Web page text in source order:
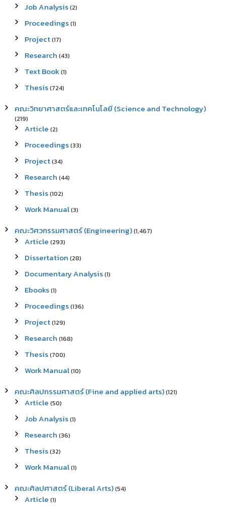
Job Analysis(2)
Proceedings(1)
Project(17)
Research (43)
Text Book(1)
Thesis(724)
คณะวิทยาศาสตร์และเทคโนโลยี (Science and Technology)
(219)
Article (2)
Proceedings(33)
Project(34)
Research (44)
Thesis(102)
Work Manual(3)
คณะวิศวกรรมศาสตร์ (Engineering)(1,467)
Article (293)
Dissertation (28)
Documentary Analysis(1)
Ebooks(1)
Proceedings(136)
Project(129)
Research (168)
Thesis(700)
Work Manual(10)
คณะศิลปกรรมศาสตร์ (Fine and applied arts)(121)
Article (50)
Job Analysis(1)
Research (36)
Thesis(32)
Work Manual(1)
คณะศิลปศาสตร์ (Liberal Arts)(54)
Article (1)